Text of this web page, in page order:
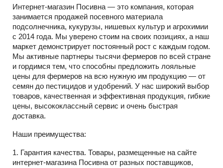
Интернет-магазин Посивна — это компания, которая
занимается продажей посевного материала
подсолнечника, кукурузы, нишевых культур и агрохимии
с 2014 года. Мы уверено стоим на своих позициях, а наш
маркет демонстрирует постоянный рост с каждым годом.
Мы активные партнеры тысячи фермеров по всей стране
и гордимся тем, что способны предложить лояльные
цены для фермеров на всю нужную им продукцию — от
семян до пестицидов и удобрений. У нас широкий выбор
товаров, качественная и эффективная продукция, гибкие
цены, высококлассный сервис и очень быстрая
доставка.
Наши преимущества:
1. Гарантия качества. Товары, размещенные на сайте
интернет-магазина Посивна от разных поставщиков,